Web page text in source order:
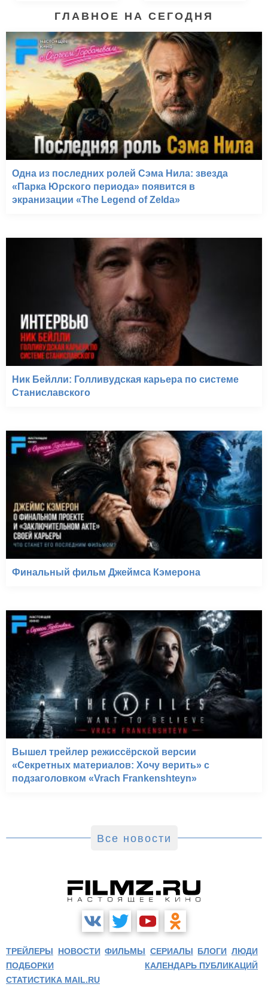
ГЛАВНОЕ НА СЕГОДНЯ
Одна из последних ролей Сэма Нила: звезда
«Парка Юрского периода» появится в
экранизации «The Legend of Zelda»
Ник Бейлли: Голливудская карьера по системе
Станиславского
Финальный фильм Джеймса Кэмерона
Вышел трейлер режиссёрской версии
«Секретных материалов: Хочу верить» с
подзаголовком «Vrach Frankenshteyn»
Все новости
ТРЕЙЛЕРЫ НОВОСТИ ФИЛЬМЫ СЕРИАЛЫ БЛОГИ ЛЮДИ
ПОДБОРКИ
КАЛЕНДАРЬ ПУБЛИКАЦИЙ
СТАТИСТИКА MAIL.RU